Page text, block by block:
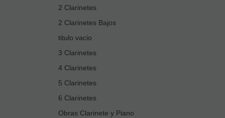
2 Clarinetes
2 Clarinetes Bajos
titulo vacio
3 Clarinetes
4 Clarinetes
5 Clarinetes
6 Clarinetes
Obras Clarinete y Piano